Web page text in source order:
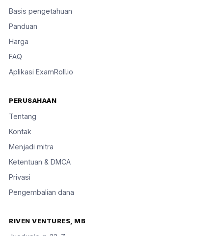
Basis pengetahuan
Panduan
Harga
FAQ
Aplikasi ExamRoll.io
PERUSAHAAN
Tentang
Kontak
Menjadi mitra
Ketentuan & DMCA
Privasi
Pengembalian dana
RIVEN VENTURES, MB